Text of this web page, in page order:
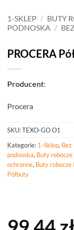
1-SKLEP / BUTY
PODNOSKA /
PROCERA
Producent:
Procera
SKU:TEXO-GO O1
Kategorie: 1-Sklep, Bez
podnoska, Buty robocze
ochronne, Buty robocze
Półbuty